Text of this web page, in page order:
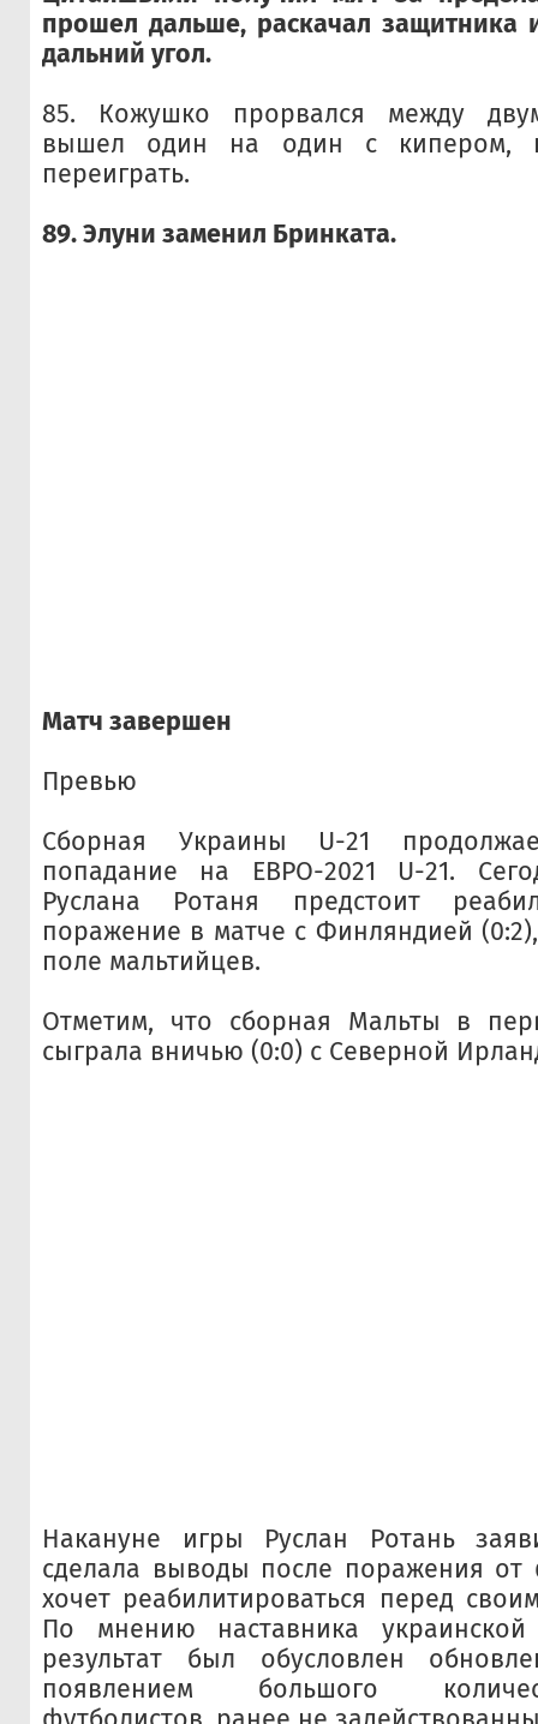
прошел дальше, раскачал защитника
дальний угол.
85. Кожушко прорвался между
вышел один на один с кипером,
переиграть.
89. Элуни заменил Бринката.
Матч завершен
Превью
Сборная Украины U-21
попадание на ЕВРО-2021 U-21.
Руслана Ротаня предстоит
поражение в матче с Финляндией
поле мальтийцев.
Отметим, что сборная Мальты в
сыграла вничью (0:0) с Северной
Накануне игры Руслан Ротань
сделала выводы после поражения
хочет реабилитироваться перед
По мнению наставника
результат был обусловлен
появлением большого